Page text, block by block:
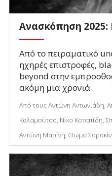
Ανασκόπηση
Από το πειραματικό
ηχηρές επιστροφές,
beyond στην
ακόμη μια χρονιά
Από τους Αντώνη Αντωνιάδη,
Καλαμούτσο, Νίκο Καταπίδη,
Αντώνη Μαρίνη, Θωμά